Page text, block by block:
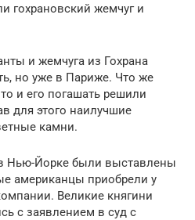
гохрановский жемчуг и
и жемчуга из Гохрана
но уже в Париже. Что же
и его погашать решили
для этого наилучшие
камни.
в Нью-Йорке были выставлены
американцы приобрели у
Великие княгини
с заявлением в суд с